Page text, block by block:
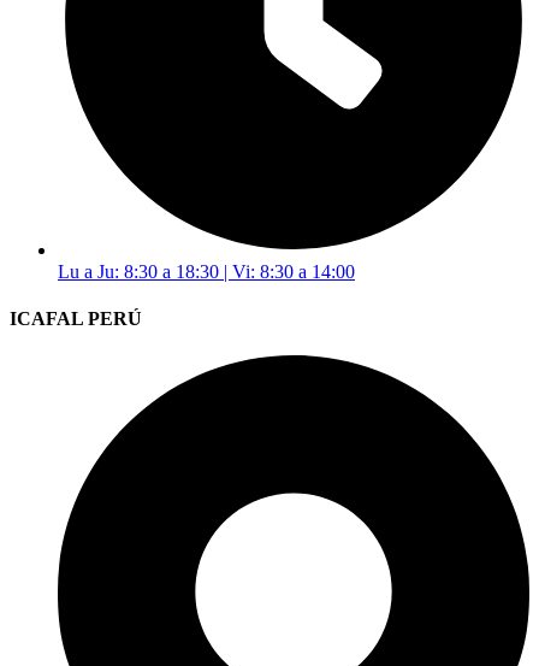
Lu a Ju: 8:30 a 18:30 | Vi: 8:30 a 14:00
ICAFAL PERÚ